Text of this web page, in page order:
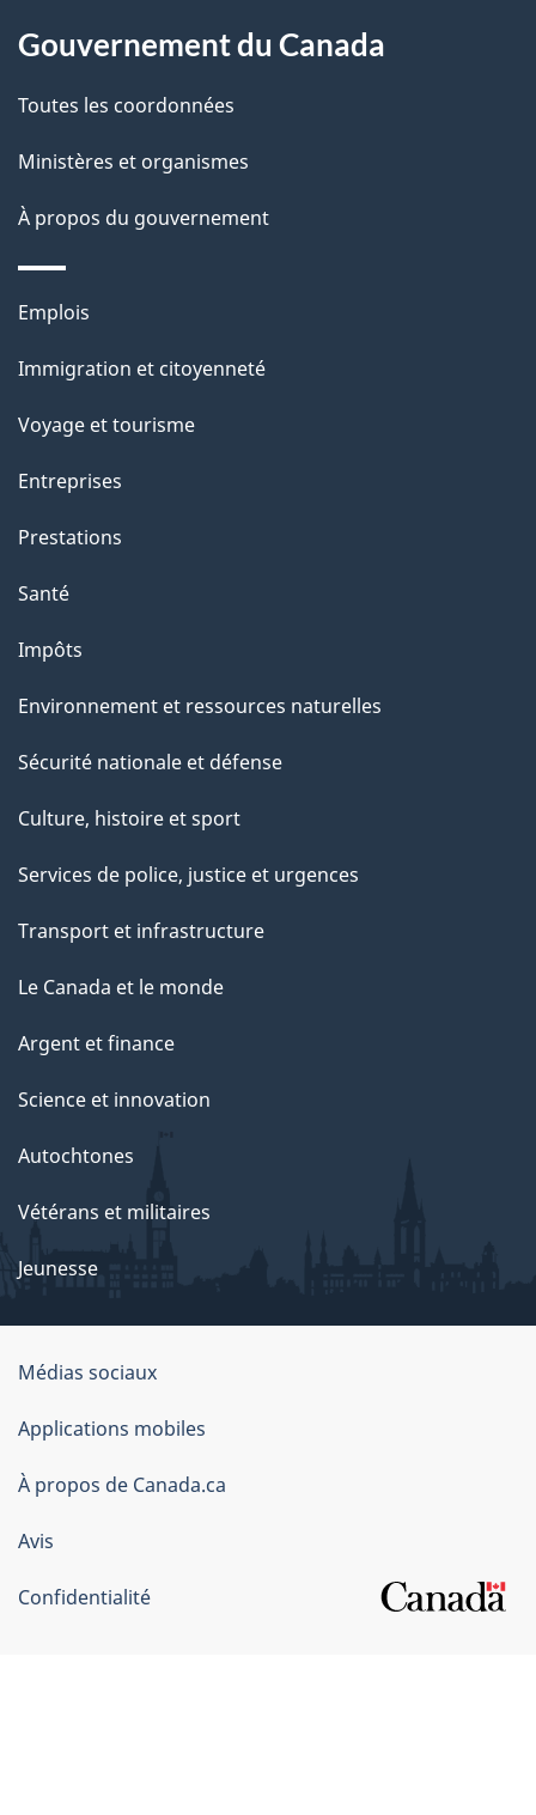
Gouvernement du Canada
Toutes les coordonnées
Ministères et organismes
À propos du gouvernement
Thèmes
sujets
Emplois
Immigration et citoyenneté
Voyage et tourisme
Entreprises
Prestations
Santé
Impôts
Environnement et ressources naturelles
Sécurité nationale et défense
Culture, histoire et sport
Services de police, justice et urgences
Transport et infrastructure
Le Canada et le monde
Argent et finance
Science et innovation
Autochtones
Vétérans et militaires
Jeunesse
Organisation
du
gouvernement
du
Canada
Médias sociaux
Applications mobiles
À propos de Canada.ca
Avis
Confidentialité